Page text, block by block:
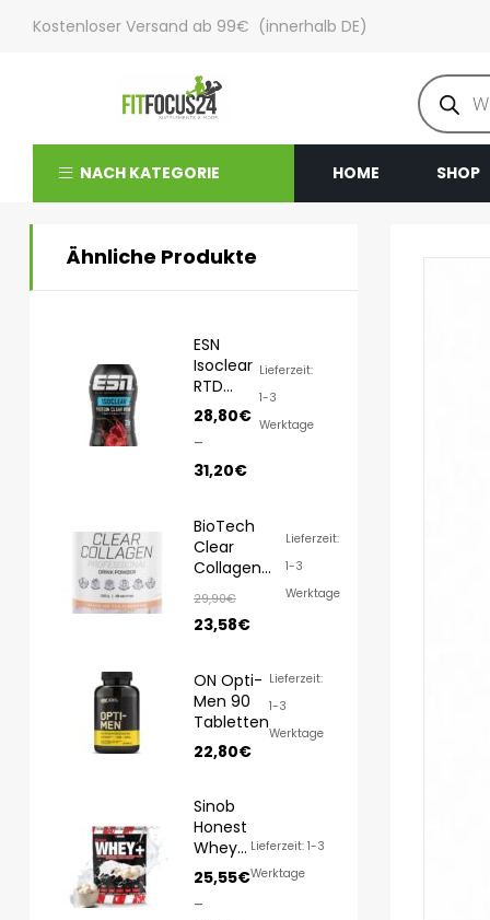
Kostenloser Versand ab 99€ (innerhalb DE)
NACH KATEGORIE HOME SHOP
Ähnliche Produkte
ESN
Isoclear
RTD
8x500ml
28,80€
–
31,20€
Lieferzeit:
1-3
Werktage
BioTech
Clear
Collagen
350g
29,90€
23,58€
Lieferzeit:
1-3
Werktage
ON Opti-
Men 90
Tabletten
22,80€
Lieferzeit:
1-3
Werktage
Sinob
Honest
Whey
1000g/
820g
25,55€
–
Lieferzeit: 1-3
Werktage